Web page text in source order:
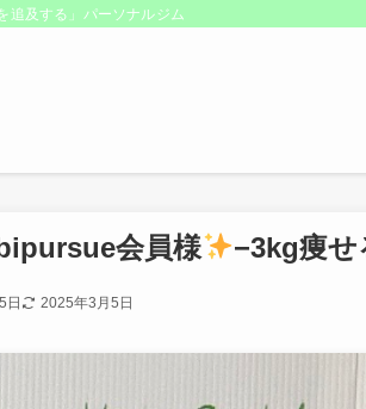
追及する」パーソナルジム
会員様 −3kg痩せ
日 2025年3月5日